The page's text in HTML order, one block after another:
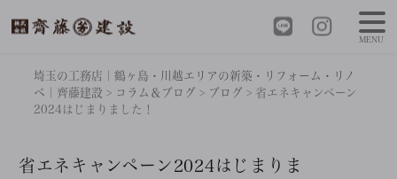
埼玉の工務店｜鶴ヶ島・川越エリアの新築・リフォーム・リノ
ベ｜齊藤建設 > コラム＆ブログ > ブログ > 省エネキャンペーン
2024はじまりました！
省エネキャンペーン2024はじまりま
MENU